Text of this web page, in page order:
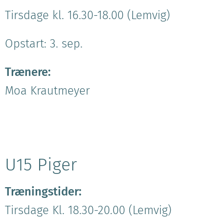
Tirsdage kl. 16.30-18.00 (Lemvig)
Opstart: 3. sep.
Trænere:
Moa Krautmeyer
U15 Piger
Træningstider:
Tirsdage Kl. 18.30-20.00 (Lemvig)